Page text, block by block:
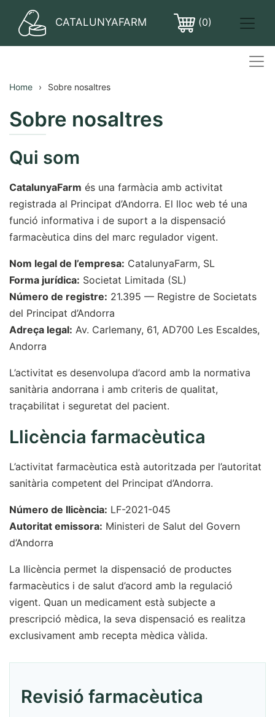
CATALUNYAFARM (0)
Home Sobre nosaltres
Sobre nosaltres
Qui som
CatalunyaFarm és una farmàcia amb activitat
registrada al Principat d’Andorra. El lloc web té una
funció informativa i de suport a la dispensació
farmacèutica dins del marc regulador vigent.
Nom legal de l’empresa: CatalunyaFarm, SL
Forma jurídica: Societat Limitada (SL)
Número de registre: 21.395 — Registre de Societats
del Principat d’Andorra
Adreça legal: Av. Carlemany, 61, AD700 Les Escaldes,
Andorra
L’activitat es desenvolupa d’acord amb la normativa
sanitària andorrana i amb criteris de qualitat,
traçabilitat i seguretat del pacient.
Llicència farmacèutica
L’activitat farmacèutica està autoritzada per l’autoritat
sanitària competent del Principat d’Andorra.
Número de llicència: LF-2021-045
Autoritat emissora: Ministeri de Salut del Govern
d’Andorra
La llicència permet la dispensació de productes
farmacèutics i de salut d’acord amb la regulació
vigent. Quan un medicament està subjecte a
prescripció mèdica, la seva dispensació es realitza
exclusivament amb recepta mèdica vàlida.
Revisió farmacèutica